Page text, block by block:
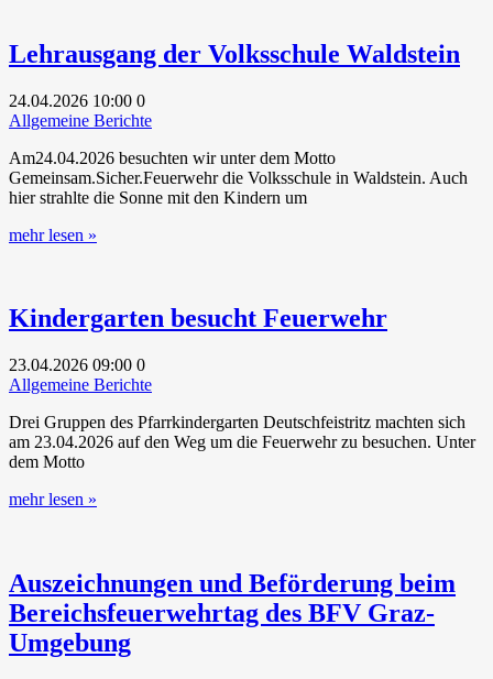
Lehrausgang der Volksschule Waldstein
24.04.2026 10:00 0
Allgemeine Berichte
Am24.04.2026 besuchten wir unter dem Motto
Gemeinsam.Sicher.Feuerwehr die Volksschule in Waldstein. Auch
hier strahlte die Sonne mit den Kindern um
mehr lesen »
Kindergarten besucht Feuerwehr
23.04.2026 09:00 0
Allgemeine Berichte
Drei Gruppen des Pfarrkindergarten Deutschfeistritz machten sich
am 23.04.2026 auf den Weg um die Feuerwehr zu besuchen. Unter
dem Motto
mehr lesen »
Auszeichnungen und Beförderung beim
Bereichsfeuerwehrtag des BFV Graz-
Umgebung